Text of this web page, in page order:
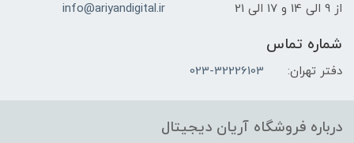
نوع صفحه‌نمایش
از 9 الی 14 و 17 الی 21 info@ariyandigital.ir
شماره تماس
دفتر تهران: 023-32226103
درباره فروشگاه آریان دیجیتال